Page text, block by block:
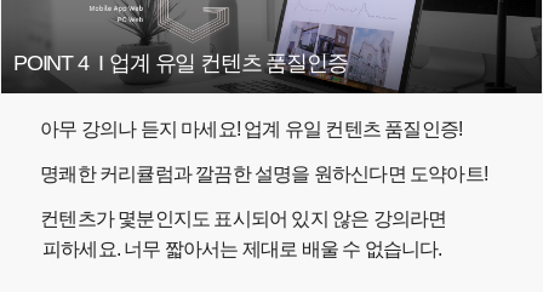
POINT 4 I 업계 유일 컨텐츠 품질인증
아무 강의나 듣지 마세요! 업계 유일 컨텐츠 품질인증!
명쾌한 커리큘럼과 깔끔한 설명을 원하신다면 도약아트!
컨텐츠가 몇분인지도 표시되어 있지 않은 강의라면
피하세요. 너무 짧아서는 제대로 배울 수 없습니다.